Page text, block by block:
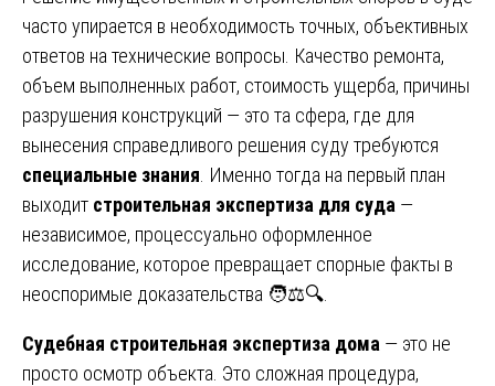
часто упирается в необходимость точных, объективных
ответов на технические вопросы. Качество ремонта,
объем выполненных работ, стоимость ущерба, причины
разрушения конструкций — это та сфера, где для
вынесения справедливого решения суду требуются
специальные знания . Именно тогда на первый план
выходит строительная экспертиза для суда —
независимое, процессуально оформленное
исследование, которое превращает спорные факты в
неоспоримые доказательства 🧑⚖️🔍.
Судебная строительная экспертиза дома — это не
просто осмотр объекта. Это сложная процедура,